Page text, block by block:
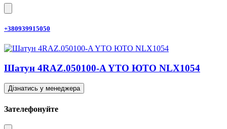
+380939915050
Шатун 4RAZ.050100-A YTO ЮТО NLX1054
Дізнатись у менеджера
Зателефонуйте